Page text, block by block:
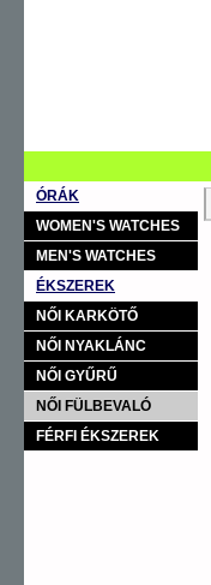
ÓRÁK
WOMEN'S WATCHES
MEN'S WATCHES
ÉKSZEREK
NŐI KARKÖTŐ
NŐI NYAKLÁNC
NŐI GYŰRŰ
NŐI FÜLBEVALÓ
FÉRFI ÉKSZEREK